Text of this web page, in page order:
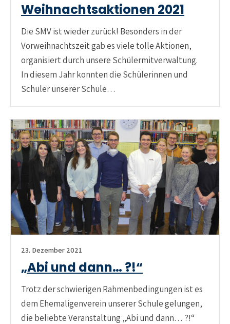
Weihnachtsaktionen 2021
Die SMV ist wieder zurück! Besonders in der
Vorweihnachtszeit gab es viele tolle Aktionen,
organisiert durch unsere Schülermitverwaltung.
In diesem Jahr konnten die Schülerinnen und
Schüler unserer Schule…
23. Dezember 2021
„Abi und dann… ?!“
Trotz der schwierigen Rahmenbedingungen ist es
dem Ehemaligenverein unserer Schule gelungen,
die beliebte Veranstaltung „Abi und dann… ?!“